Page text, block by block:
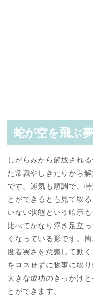
蛇が空を飛ぶ
しがらみから解放され
た常識やしきたりから
です。運気も順調で、
とができるとも見て取
いない状態という暗示
比べてかなり浮き足立
くなっている形です。
度着実さを意識して動
をロスせずに物事に取
大きな成功のきっかけ
とができます。